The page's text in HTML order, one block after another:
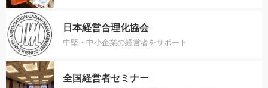
日本経営合理化協会
中堅・中小企業の経営者をサポート
全国経営者セミナー